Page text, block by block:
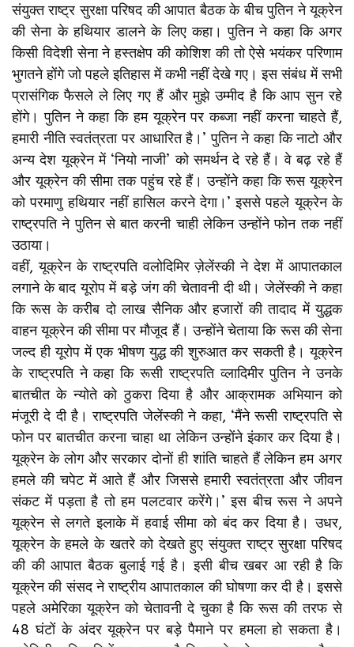
संयुक्‍त राष्‍ट्र सुरक्षा परिषद की आपात बैठक के बीच पुतिन ने यूक्रेन
की सेना के हथियार डालने के लिए कहा। पुतिन ने कहा कि अगर
किसी विदेशी सेना ने हस्‍तक्षेप की कोशिश की तो ऐसे भयंकर परिणाम
भुगतने होंगे जो पहले इतिहास में कभी नहीं देखे गए। इस संबंध में सभी
प्रासंगिक फैसले ले लिए गए हैं और मुझे उम्‍मीद है कि आप सुन रहे
होंगे। पुतिन ने कहा कि हम यूक्रेन पर कब्‍जा नहीं करना चाहते हैं,
हमारी नीति स्‍वतंत्रता पर आधारित है।’ पुतिन ने कहा कि नाटो और
अन्‍य देश यूक्रेन में ‘नियो नाजी’ को समर्थन दे रहे हैं। वे बढ़ रहे हैं
और यूक्रेन की सीमा तक पहुंच रहे हैं। उन्‍होंने कहा कि रूस यूक्रेन
को परमाणु हथियार नहीं हास‍िल करने देगा।’ इससे पहले यूक्रेन के
राष्‍ट्रपति ने पुतिन से बात करनी चाही लेकिन उन्‍होंने फोन तक नहीं
उठाया।
वहीं, यूक्रेन के राष्‍ट्रपति वलोदिमिर ज़ेलेंस्की ने देश में आपातकाल
लगाने के बाद यूरोप में बड़े जंग की चेतावनी दी थी। जेलेंस्‍की ने कहा
कि रूस के करीब दो लाख सैनिक और हजारों की तादाद में युद्धक
वाहन यूक्रेन की सीमा पर मौजूद हैं। उन्‍होंने चेताया कि रूस की सेना
जल्‍द ही यूरोप में एक भीषण युद्ध की शुरुआत कर सकती है। यूक्रेन
के राष्‍ट्रपति ने कहा कि रूसी राष्‍ट्रपति व्‍लादिमीर पुतिन ने उनके
बातचीत के न्‍योते को ठुकरा दिया है और आक्रामक अभियान को
मंजूरी दे दी है। राष्‍ट्रपति जेलेंस्‍की ने कहा, ‘मैंने रूसी राष्‍ट्रपति से
फोन पर बातचीत करना चाहा था लेकिन उन्‍होंने इंकार कर दिया है।
यूक्रेन के लोग और सरकार दोनों ही शांति चाहते हैं लेकिन हम अगर
हमले की चपेट में आते हैं और जिससे हमारी स्‍वतंत्रता और जीवन
संकट में पड़ता है तो हम पलटवार करेंगे।’ इस बीच रूस ने अपने
यूक्रेन से लगते इलाके में हवाई सीमा को बंद कर दिया है। उधर,
यूक्रेन के हमले के खतरे को देखते हुए संयुक्‍त राष्‍ट्र सुरक्षा परिषद
की की आपात बैठक बुलाई गई है। इसी बीच खबर आ रही है कि
यूक्रेन की संसद ने राष्ट्रीय आपातकाल की घोषणा कर दी है। इससे
पहले अमेरिका यूक्रेन को चेतावनी दे चुका है कि रूस की तरफ से
48 घंटों के अंदर यूक्रेन पर बड़े पैमाने पर हमला हो सकता है।